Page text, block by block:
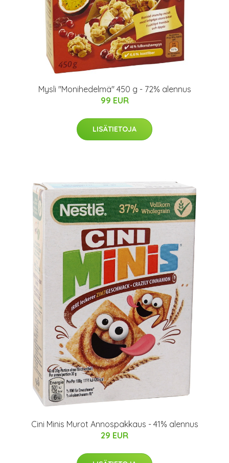
Mysli "Monihedelmä" 450 g - 72% alennus
99 EUR
LISÄTIETOJA
Cini Minis Murot Annospakkaus - 41% alennus
29 EUR